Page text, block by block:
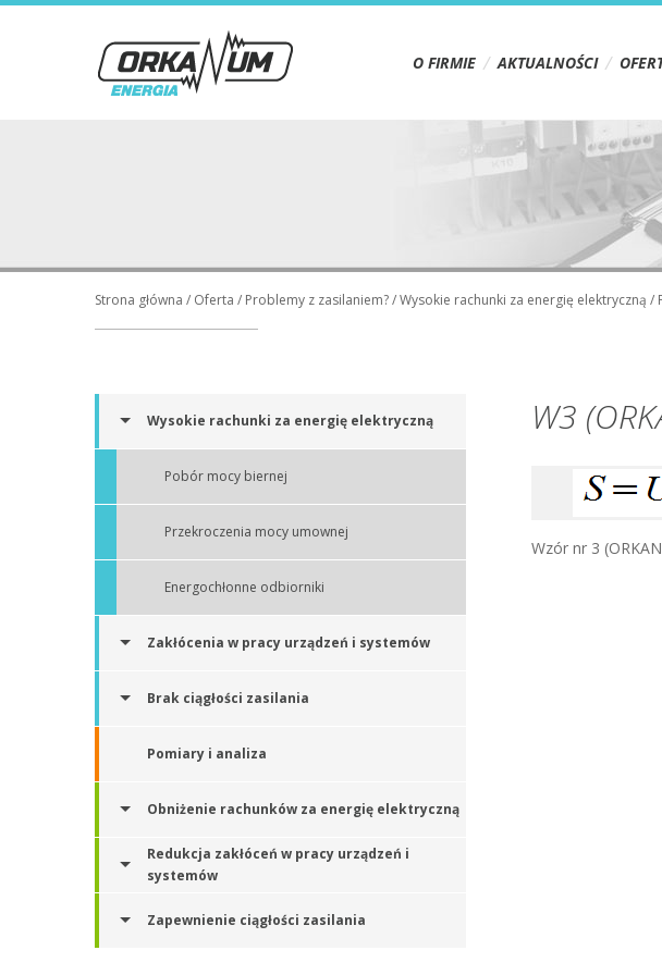
O FIRMIE AKTUALNOŚCI
Strona główna / Oferta / Problemy z zasilaniem?/Wysokie rachunki za energię elektryczną /
Wysokie rachunki za energię elektryczną
Pobór mocy biernej
Przekroczenia mocy umownej
Energochłonne odbiorniki
Zakłócenia w pracy urządzeń i systemów
Brak ciągłości zasilania
Pomiary i analiza
Obniżenie rachunków za energię elektryczną
Redukcja zakłóceń w pracy urządzeń i
systemów
Zapewnienie ciągłości zasilania
W3
Wzór nr 3